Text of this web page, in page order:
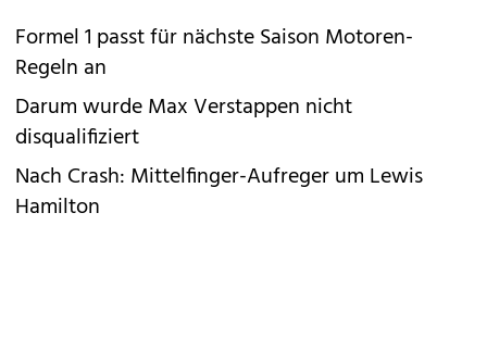
Formel 1 passt für nächste Saison Motoren-
Regeln an
Darum wurde Max Verstappen nicht
disqualifiziert
Nach Crash: Mittelfinger-Aufreger um Lewis
Hamilton